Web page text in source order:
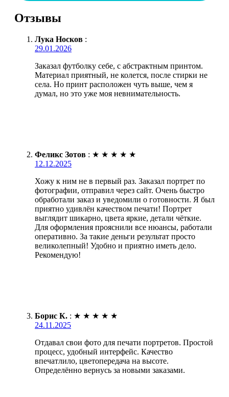
Отзывы
Лука Носков :
29.01.2026
Заказал футболку себе, с абстрактным принтом.
Материал приятный, не колется, после стирки не
села. Но принт расположен чуть выше, чем я
думал, но это уже моя невнимательность.
Феликс Зотов : ★ ★ ★ ★ ★
12.12.2025
Хожу к ним не в первый раз. Заказал портрет по
фотографии, отправил через сайт. Очень быстро
обработали заказ и уведомили о готовности. Я был
приятно удивлён качеством печати! Портрет
выглядит шикарно, цвета яркие, детали чёткие.
Для оформления прояснили все нюансы, работали
оперативно. За такие деньги результат просто
великолепный! Удобно и приятно иметь дело.
Рекомендую!
Борис К. : ★ ★ ★ ★ ★
24.11.2025
Отдавал свои фото для печати портретов. Простой
процесс, удобный интерфейс. Качество
впечатлило, цветопередача на высоте.
Определённо вернусь за новыми заказами.